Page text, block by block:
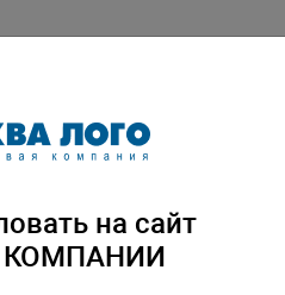
Помпа волновая Seio Wave
8000 л/ч
Артикул: SEI-W90
на сайт